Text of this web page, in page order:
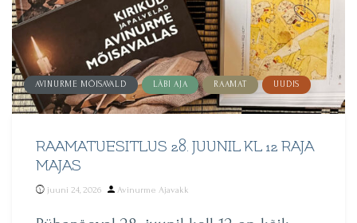
AVINURME MÕISAVALD LÄBI AJA RAAMAT UUDIS
RAAMATUESITLUS 28. JUUNIL KL 12 RAJA
MAJAS
juuni 24, 2026
Posted
Avinurme Ajavakk